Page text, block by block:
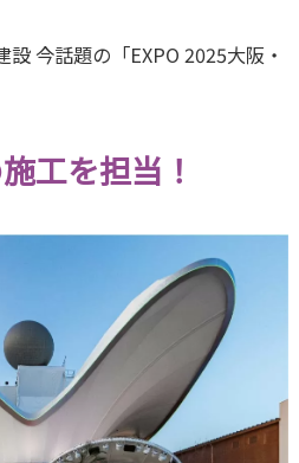
今話題の「EXPO 2025大阪・
工を担当！